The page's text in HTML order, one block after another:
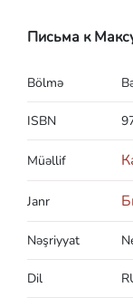
Письма к
Bölmə
ISBN
Müəllif
Janr
Nəşriyyat
Dil